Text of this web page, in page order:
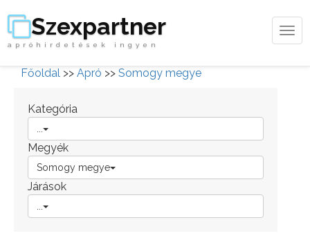
Szexpartner
apróhirdetések ingyen
Főoldal >> Apró >> Somogy megye
Kategória
Megyék
Somogy megye
Járások